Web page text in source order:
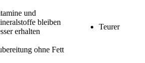
und
bleiben
erhalten
ohne Fett
Teurer